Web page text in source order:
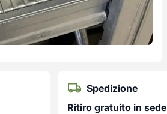
Spedizione
Ritiro gratuito in sede